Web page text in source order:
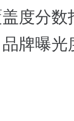
度分数
牌曝